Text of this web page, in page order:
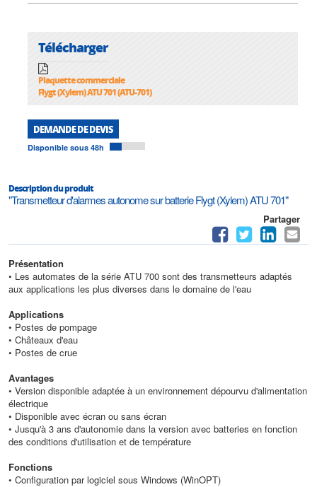
Télécharger
Plaquette commerciale
Flygt (Xylem) ATU 701 (ATU-701)
DEMANDE DE DEVIS
Disponible sous 48h
Description du produit
"Transmetteur d'alarmes autonome sur batterie Flygt (Xylem) ATU 701"
Partager
Présentation
• Les automates de la série ATU 700 sont des transmetteurs adaptés
aux applications les plus diverses dans le domaine de l'eau
Applications
• Postes de pompage
• Châteaux d'eau
• Postes de crue
Avantages
• Version disponible adaptée à un environnement dépourvu d'alimentation
électrique
• Disponible avec écran ou sans écran
• Jusqu'à 3 ans d'autonomie dans la version avec batteries en fonction
des conditions d'utilisation et de température
Fonctions
• Configuration par logiciel sous Windows (WinOPT)